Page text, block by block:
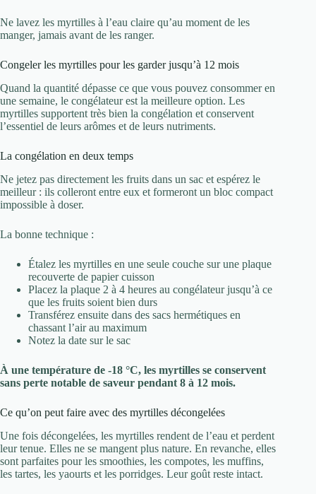
Ne lavez les myrtilles à l’eau claire qu’au moment de les
manger, jamais avant de les ranger.
Congeler les myrtilles pour les garder jusqu’à 12 mois
Quand la quantité dépasse ce que vous pouvez consommer en
une semaine, le congélateur est la meilleure option. Les
myrtilles supportent très bien la congélation et conservent
l’essentiel de leurs arômes et de leurs nutriments.
La congélation en deux temps
Ne jetez pas directement les fruits dans un sac et espérez le
meilleur : ils colleront entre eux et formeront un bloc compact
impossible à doser.
La bonne technique :
Étalez les myrtilles en une seule couche sur une plaque
recouverte de papier cuisson
Placez la plaque 2 à 4 heures au congélateur jusqu’à ce
que les fruits soient bien durs
Transférez ensuite dans des sacs hermétiques en
chassant l’air au maximum
Notez la date sur le sac
À une température de -18 °C, les myrtilles se conservent
sans perte notable de saveur pendant 8 à 12 mois.
Ce qu’on peut faire avec des myrtilles décongelées
Une fois décongelées, les myrtilles rendent de l’eau et perdent
leur tenue. Elles ne se mangent plus nature. En revanche, elles
sont parfaites pour les smoothies, les compotes, les muffins,
les tartes, les yaourts et les porridges. Leur goût reste intact.